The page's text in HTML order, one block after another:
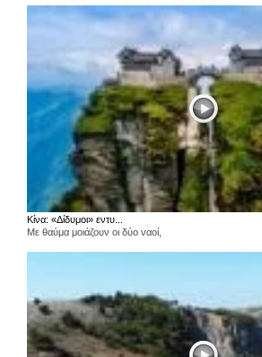
Κίνα: «Δίδυμοι» εντυ...
Με θαύμα μοιάζουν οι δύο ναοί,